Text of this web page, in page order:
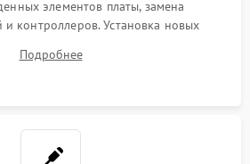
элементов платы, замена
и контроллеров. Установка новых
механизма затвора или двигателя
геометрии тубуса объектива
Подробнее